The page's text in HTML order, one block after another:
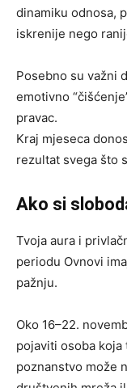
dinamiku odnosa,
iskrenije nego
Posebno su važni
emotivno
pravac.
Kraj mjeseca
rezultat svega što
Ako si
Tvoja aura i
periodu Ovnovi
pažnju.
Oko 16–22.
pojaviti osoba
poznanstvo može